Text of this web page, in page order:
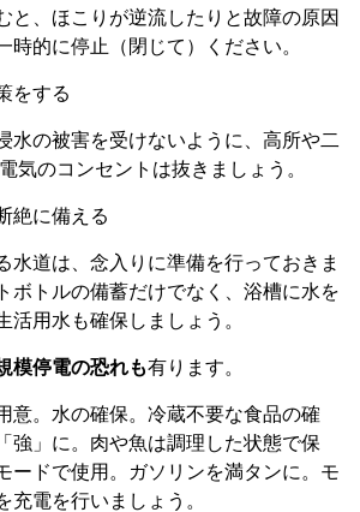
と、ほこりが逆流したりと故障の原因
時的に停止（閉じて）ください。
をする
水の被害を受けないように、高所や二
気のコンセントは抜きましょう。
絶に備える
水道は、念入りに準備を行っておきま
ボトルの備蓄だけでなく、浴槽に水を
活用水も確保しましょう。
模停電の恐れも有ります。
意。水の確保。冷蔵不要な食品の確
強」に。肉や魚は調理した状態で保
ードで使用。ガソリンを満タンに。モ
充電を行いましょう。